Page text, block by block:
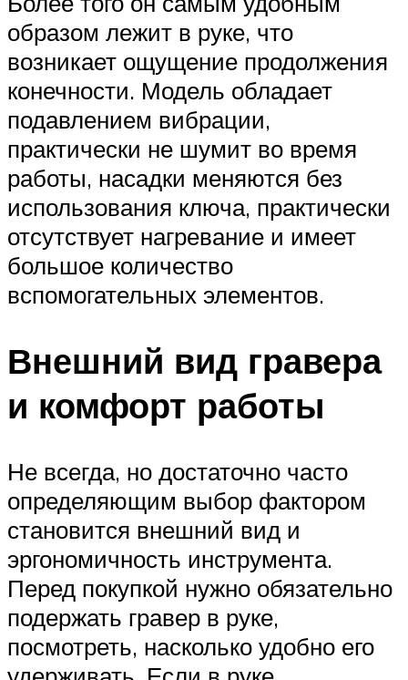
образом лежит в руке, что
возникает ощущение продолжения
конечности. Модель обладает
подавлением вибрации,
практически не шумит во время
работы, насадки меняются без
использования ключа, практически
отсутствует нагревание и имеет
большое количество
вспомогательных элементов.
Внешний вид гравера
и комфорт работы
Не всегда, но достаточно часто
определяющим выбор фактором
становится внешний вид и
эргономичность инструмента.
Перед покупкой нужно обязательно
подержать гравер в руке,
посмотреть, насколько удобно его